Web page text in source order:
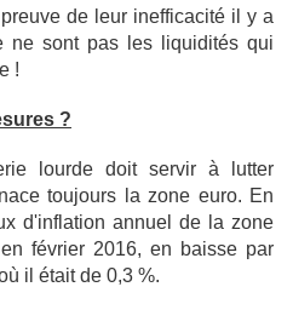
de leur inefficacité il y a
ne sont pas les liquidités qui
!
?
lourde doit servir à lutter
toujours la zone euro. En
d'inflation annuel de la zone
février 2016, en baisse par
il était de 0,3 %.